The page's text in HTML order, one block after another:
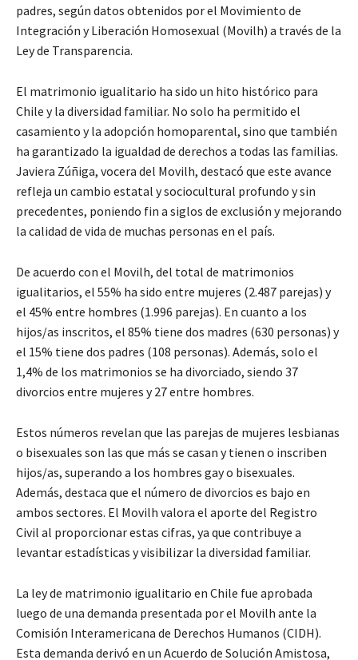
padres, según datos obtenidos por el Movimiento de
Integración y Liberación Homosexual (Movilh) a través de la
Ley de Transparencia.
El matrimonio igualitario ha sido un hito histórico para
Chile y la diversidad familiar. No solo ha permitido el
casamiento y la adopción homoparental, sino que también
ha garantizado la igualdad de derechos a todas las familias.
Javiera Zúñiga, vocera del Movilh, destacó que este avance
refleja un cambio estatal y sociocultural profundo y sin
precedentes, poniendo fin a siglos de exclusión y mejorando
la calidad de vida de muchas personas en el país.
De acuerdo con el Movilh, del total de matrimonios
igualitarios, el 55% ha sido entre mujeres (2.487 parejas) y
el 45% entre hombres (1.996 parejas). En cuanto a los
hijos/as inscritos, el 85% tiene dos madres (630 personas) y
el 15% tiene dos padres (108 personas). Además, solo el
1,4% de los matrimonios se ha divorciado, siendo 37
divorcios entre mujeres y 27 entre hombres.
Estos números revelan que las parejas de mujeres lesbianas
o bisexuales son las que más se casan y tienen o inscriben
hijos/as, superando a los hombres gay o bisexuales.
Además, destaca que el número de divorcios es bajo en
ambos sectores. El Movilh valora el aporte del Registro
Civil al proporcionar estas cifras, ya que contribuye a
levantar estadísticas y visibilizar la diversidad familiar.
La ley de matrimonio igualitario en Chile fue aprobada
luego de una demanda presentada por el Movilh ante la
Comisión Interamericana de Derechos Humanos (CIDH).
Esta demanda derivó en un Acuerdo de Solución Amistosa,